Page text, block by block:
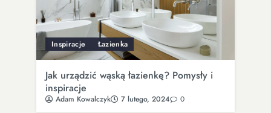
Inspiracje Łazienka
Jak urządzić wąską łazienkę? Pomysły i
inspiracje
Adam Kowalczyk 7 lutego, 2024 0